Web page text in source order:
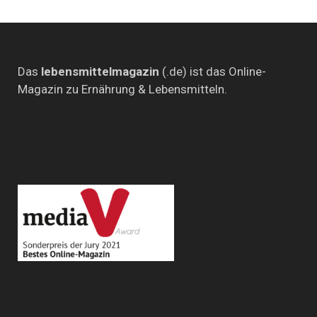
Das lebensmittelmagazin (.de) ist das Online-
Magazin zu Ernährung & Lebensmitteln.